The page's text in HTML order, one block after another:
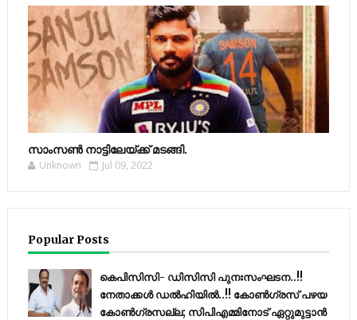
സാംസണ്‍ നാട്ടിലേയ്‌ക്ക് മടങ്ങി.
Unknown Jul 09, 2022
Popular Posts
കെപിസിസി- ഡിസിസി പുനഃസംഘടന..!!
നേതാക്കൾ ഡൽഹിയിൽ..!! കോണ്‍ഗ്രസ് പഴയ
കോണ്‍ഗ്രസല്ല; സിപിഎമ്മിനോട് ഏറ്റുമുട്ടാന്‍